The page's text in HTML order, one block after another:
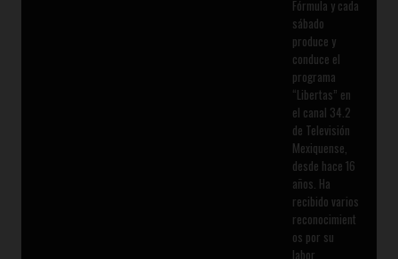
Fórmula y cada
sábado
produce y
conduce el
programa
“Libertas” en
el canal 34.2
de Televisión
Mexiquense,
desde hace 16
años. Ha
recibido varios
reconocimient
os por su
labor